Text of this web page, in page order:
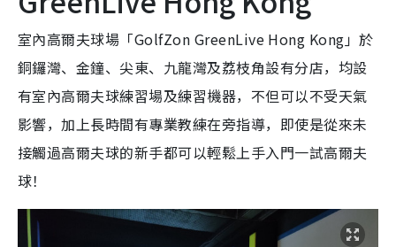
室內高爾夫球場「GolfZon GreenLive Hong Kong」於
銅鑼灣、金鐘、尖東、九龍灣及荔枝角設有分店，均設
有室內高爾夫球練習場及練習機器，不但可以不受天氣
影響，加上長時間有專業教練在旁指導，即使是從來未
接觸過高爾夫球的新手都可以輕鬆上手入門一試高爾夫
球！